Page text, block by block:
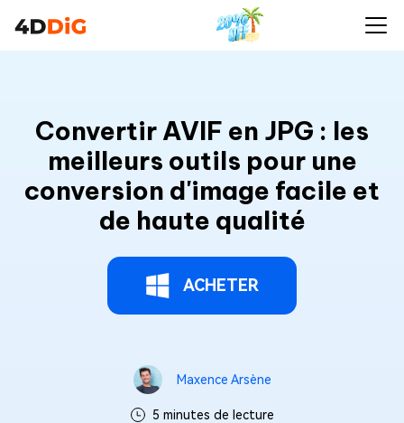
Convertir AVIF en JPG : les
meilleurs outils pour une
conversion d'image facile et
de haute qualité
ACHETER
Maxence Arsène
5 minutes de lecture